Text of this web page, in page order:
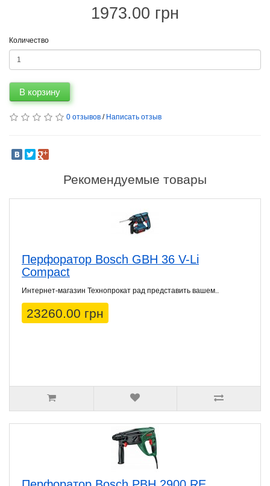
1973.00 грн
Количество
В корзину
0 отзывов / Написать отзыв
Рекомендуемые товары
Перфоратор Bosch GBH 36 V-Li
Compact
Интернет-магазин Технопрокат рад представить вашем..
23260.00 грн